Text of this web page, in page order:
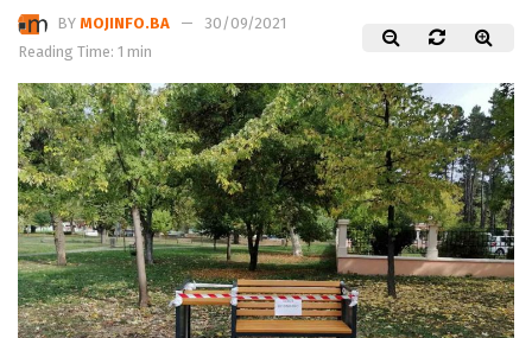
BY MOJINFO.BA
30/09/2021
Reading Time: 1 min